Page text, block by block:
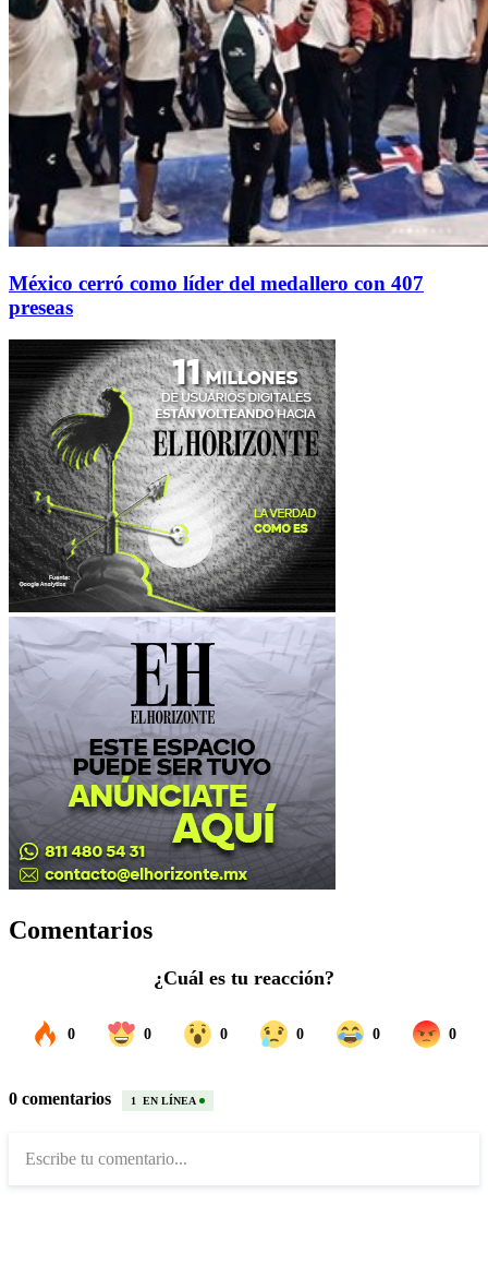
México cerró como líder del medallero con 407
preseas
Comentarios